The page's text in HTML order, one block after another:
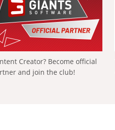
Creator? Become official
and join the club!